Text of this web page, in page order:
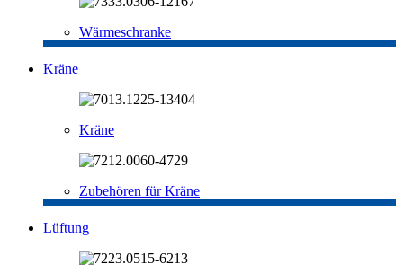
Wärmeschranke
Kräne
Kräne
Zubehören für Kräne
Lüftung